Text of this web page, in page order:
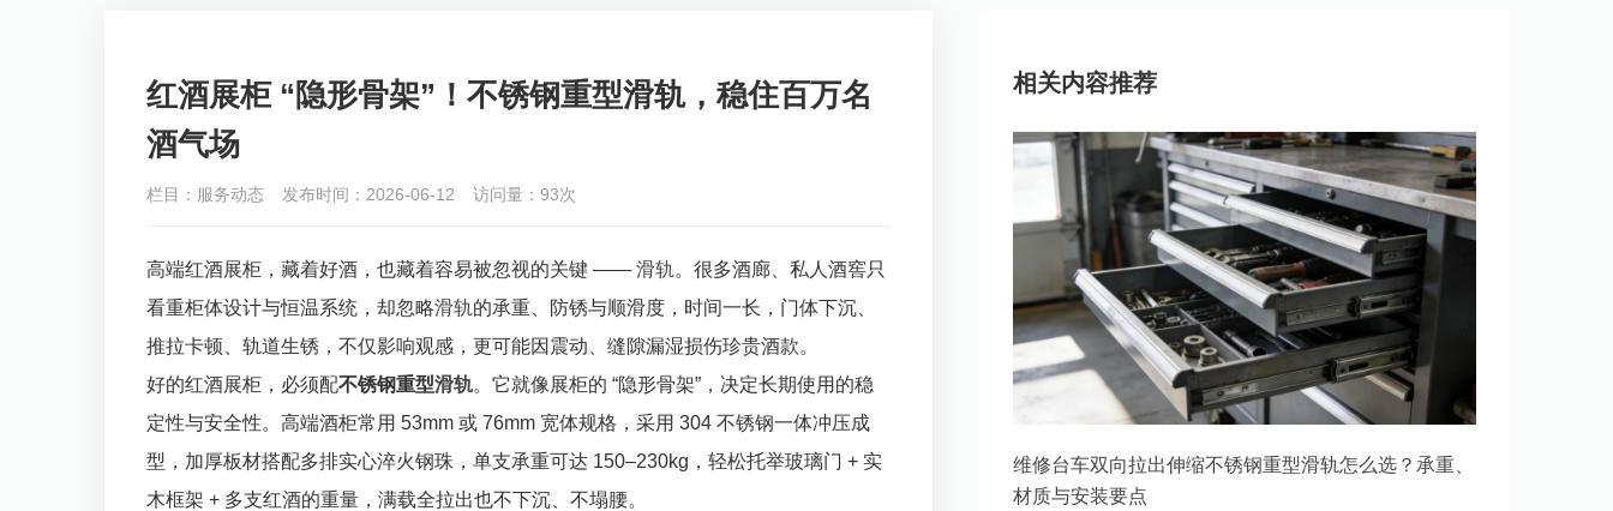
红酒展柜 “隐形骨架”！不锈钢重型滑轨，稳住百万名
酒气场
栏目：服务动态 发布时间：2026-06-12 访问量：93次
高端红酒展柜，藏着好酒，也藏着容易被忽视的关键 ——滑轨 。很多酒廊、私人酒窖只
看重柜体设计与恒温系统，却忽略滑轨 的承重、防锈与顺滑度，时间一长，门体下沉、
推拉卡顿、轨道生锈，不仅影响观感，更可能因震动、缝隙漏湿损伤珍贵酒款。
好的红酒展柜，必须配不锈钢重型滑轨。它就像展柜的 “隐形骨架”，决定长期使用的稳
定性与安全性。高端酒柜常用 53mm 或 76mm 宽体规格，采用 304 不锈钢一体冲压成
型，加厚板材搭配多排实心淬火钢珠，单支承重可达 150–230kg，轻松托举玻璃门 + 实
木框架 + 多支红酒的重量，满载全拉出也不下沉、不塌腰。
相关内容推荐
维修台车双向拉出伸缩不锈钢重型滑轨怎么选？承重、
材质与安装要点